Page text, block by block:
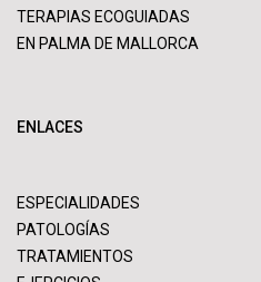
TERAPIAS ECOGUIADAS
EN PALMA DE MALLORCA
ENLACES
ESPECIALIDADES
PATOLOGÍAS
TRATAMIENTOS